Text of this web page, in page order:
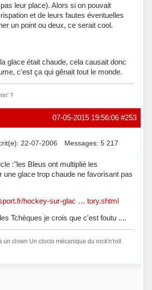
leur place). Alors si on pouvait
et de leurs fautes éventuelles
un point ou deux, ce serait cool.
glace était chaude, cela causait donc
c'est ça qui gênait tout le monde.
?
#253
07-05-2015 19:56:06
22-07-2006 Messages: 5 217
:"les Bleus ont multiplié les
une glace trop chaude ne favorisant pas
hockey-sur-glac … tory.shtml
Tchèques je crois que c'est foutu ....
un clown Un cloclo mécanique du rock'n'roll